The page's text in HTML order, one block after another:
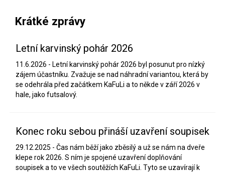
Krátké zprávy
Letní karvinský pohár 2026
11.6.2026 - Letní karvinský pohár 2026 byl posunut pro nízký
zájem účastníku. Zvažuje se nad náhradní variantou, která by
se odehrála před začátkem KaFuLi a to někde v září 2026 v
hale, jako futsalový.
Konec roku sebou přináší uzavření soupisek
29.12.2025 - ​Čas nám běží jako zběsilý a už se nám na dveře
klepe rok 2026. S ním je spojené uzavření doplňování
soupisek a to ve všech soutěžích KaFuLi. Tyto se uzavírají k